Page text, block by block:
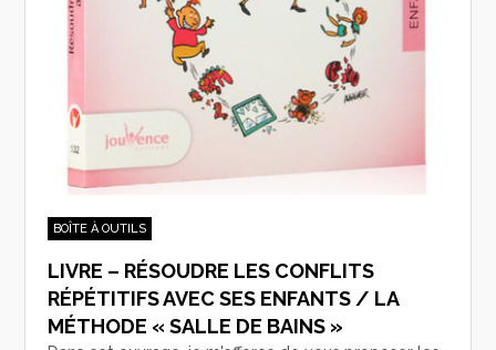
BOÎTE À OUTILS
LIVRE – RÉSOUDRE LES CONFLITS
RÉPÉTITIFS AVEC SES ENFANTS / LA
MÉTHODE « SALLE DE BAINS »